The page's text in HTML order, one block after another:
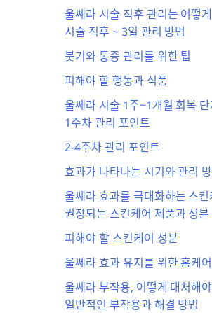
울쎄라 시술 직후 관리는 어떻
시술 직후 ~ 3일 관리 방법
붓기와 통증 관리를 위한 팁
피해야 할 행동과 식품
울쎄라 시술 1주~1개월 회복
1주차 관리 포인트
2-4주차 관리 포인트
효과가 나타나는 시기와 관리
울쎄라 효과를 극대화하는 스킨
권장되는 스킨케어 제품과 성분
피해야 할 스킨케어 성분
울쎄라 효과 유지를 위한 홈케
울쎄라 부작용, 어떻게 대처해
일반적인 부작용과 해결 방법